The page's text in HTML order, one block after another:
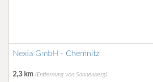
Nexia GmbH - Chemnitz
2,3 km (Entfernung von Sonnenberg)